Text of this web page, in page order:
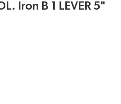
Iron B 1 LEVER 5"